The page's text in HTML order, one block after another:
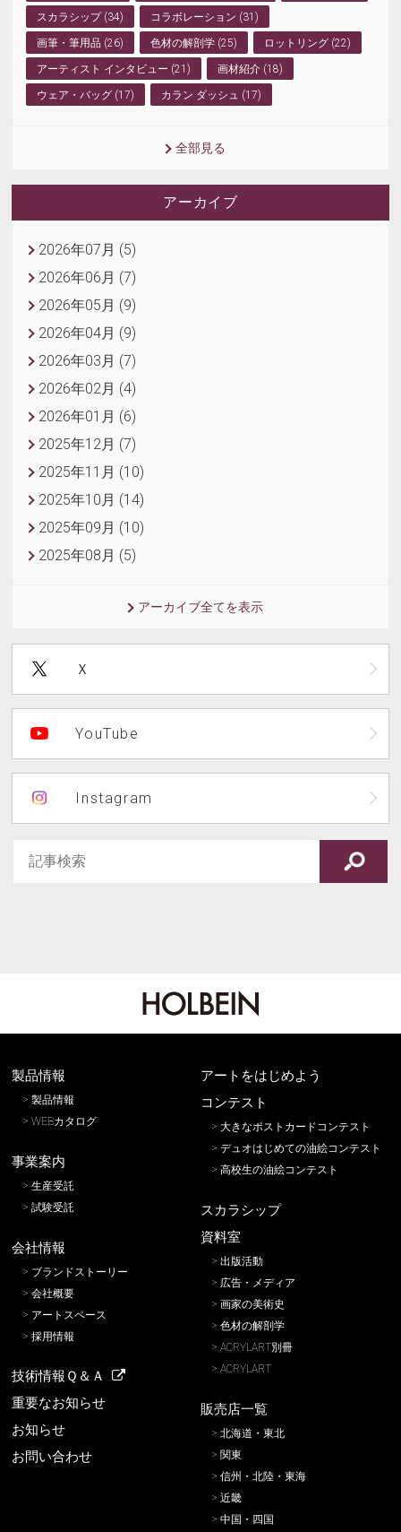
スカラシップ (34) コラボレーション (31)
画筆・筆用品 (26) 色材の解剖学 (25) ロットリング (22)
アーティスト インタビュー (21) 画材紹介 (18)
ウェア・バッグ (17) カラン ダッシュ (17)
全部見る
アーカイブ
2026年07月 (5)
2026年06月 (7)
2026年05月 (9)
2026年04月 (9)
2026年03月 (7)
2026年02月 (4)
2026年01月 (6)
2025年12月 (7)
2025年11月 (10)
2025年10月 (14)
2025年09月 (10)
2025年08月 (5)
アーカイブ全てを表示
Ｘ
YouTube
Instagram
製品情報
製品情報
WEBカタログ
事業案内
生産受託
試験受託
会社情報
ブランドストーリー
会社概要
アートスペース
採用情報
アートをはじめよう
コンテスト
大きなポストカードコンテスト
デュオはじめての油絵コンテスト
高校生の油絵コンテスト
スカラシップ
資料室
出版活動
広告・メディア
画家の美術史
色材の解剖学
ACRYLART別冊
ACRYLART
販売店一覧
北海道・東北
関東
信州・北陸・東海
近畿
中国・四国
技術情報Ｑ＆Ａ
重要なお知らせ
お知らせ
お問い合わせ